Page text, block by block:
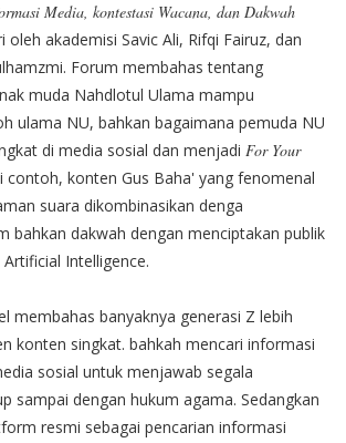
Media, kontestasi Wacana, dan Dakwah
oleh akademisi Savic Ali, Rifqi Fairuz, dan
Forum membahas tentang
muda Nahdlotul Ulama mampu
ulama NU, bahkan bagaimana pemuda NU
di media sosial dan menjadi For Your
contoh, konten Gus Baha' yang fenomenal
suara dikombinasikan denga
bahkan dakwah dengan menciptakan publik
Intelligence.
membahas banyaknya generasi Z lebih
konten singkat. bahkah mencari informasi
sosial untuk menjawab segala
sampai dengan hukum agama. Sedangkan
resmi sebagai pencarian informasi